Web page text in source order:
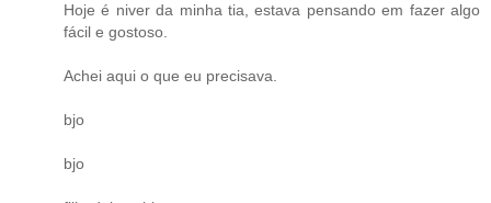
Hoje é niver da minha tia, estava pensando em fazer algo
fácil e gostoso.
Achei aqui o que eu precisava.
bjo
bjo